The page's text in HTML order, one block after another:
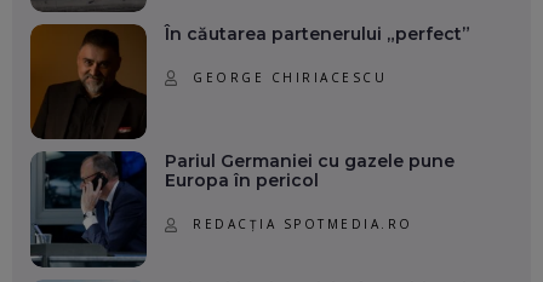
În căutarea partenerului „perfect”
GEORGE CHIRIACESCU
Pariul Germaniei cu gazele pune
Europa în pericol
REDACȚIA SPOTMEDIA.RO